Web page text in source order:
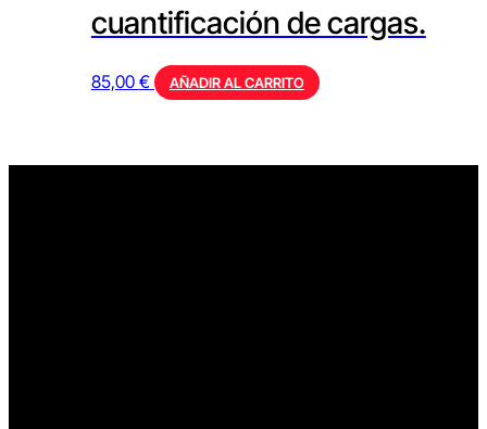
cuantificación de cargas.
85,00 € AÑADIR AL CARRITO